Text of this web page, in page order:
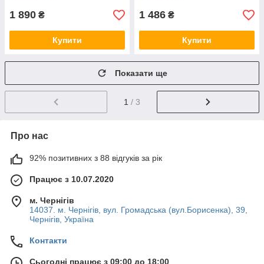
1 890 ₴
Купити
1 486 ₴
Купити
Показати ще
1 / 3
Про нас
92% позитивних з 88 відгуків за рік
Працює з 10.07.2020
м. Чернігів
14037. м. Чернігів, вул. Громадська (вул.Борисенка), 39,
Чернігів, Україна
Контакти
Сьогодні працює з 09:00 до 18:00